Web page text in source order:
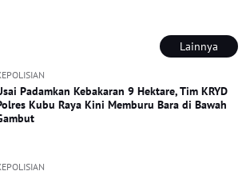
Lainnya
Padamkan Kebakaran 9 Hektare, Tim KRYD
Kubu Raya Kini Memburu Bara di Bawah